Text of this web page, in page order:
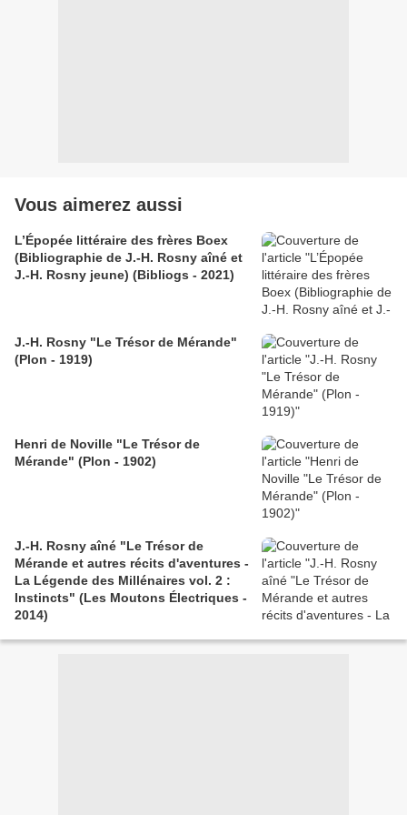
Vous aimerez aussi
L’Épopée littéraire des frères Boex
(Bibliographie de J.-H. Rosny aîné et
J.-H. Rosny jeune) (Bibliogs - 2021)
J.-H. Rosny "Le Trésor de Mérande"
(Plon - 1919)
Henri de Noville "Le Trésor de
Mérande" (Plon - 1902)
J.-H. Rosny aîné "Le Trésor de
Mérande et autres récits d'aventures -
La Légende des Millénaires vol. 2 :
Instincts" (Les Moutons Électriques -
2014)